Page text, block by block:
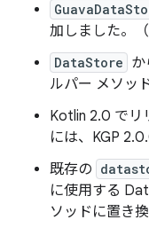
加しました。（
DataStore か
ルパー メソッ
Kotlin 2.0 でリ
には、KGP
既存の
に使用する
ソッドに置き